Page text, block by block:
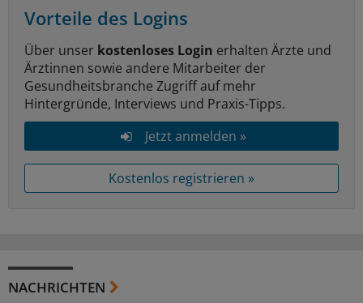
Vorteile des Logins
Über unser kostenloses Login erhalten Ärzte und
Ärztinnen sowie andere Mitarbeiter der
Gesundheitsbranche Zugriff auf mehr
Hintergründe, Interviews und Praxis-Tipps.
Jetzt anmelden »
Kostenlos registrieren »
NACHRICHTEN